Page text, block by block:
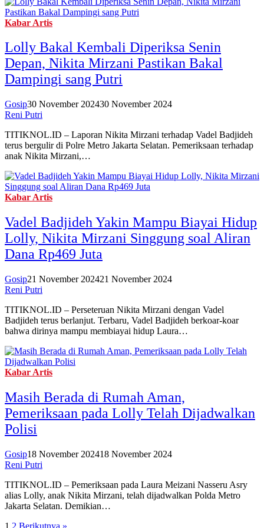
Kabar Artis
Lolly Bakal Kembali Diperiksa Senin
Depan, Nikita Mirzani Pastikan Bakal
Dampingi sang Putri
Gosip30 November 202430 November 2024
Reni Putri
TITIKNOL.ID – Laporan Nikita Mirzani terhadap Vadel Badjideh
terus bergulir di Polre Metro Jakarta Selatan. Pemeriksaan terhadap
anak Nikita Mirzani,…
Kabar Artis
Vadel Badjideh Yakin Mampu Biayai Hidup
Lolly, Nikita Mirzani Singgung soal Aliran
Dana Rp469 Juta
Gosip21 November 202421 November 2024
Reni Putri
TITIKNOL.ID – Perseteruan Nikita Mirzani dengan Vadel
Badjideh terus berlanjut. Terbaru, Vadel Badjideh berkoar-koar
bahwa dirinya mampu membiayai hidup Laura…
Kabar Artis
Masih Berada di Rumah Aman,
Pemeriksaan pada Lolly Telah Dijadwalkan
Polisi
Gosip18 November 202418 November 2024
Reni Putri
TITIKNOL.ID – Pemeriksaan pada Laura Meizani Nasseru Asry
alias Lolly, anak Nikita Mirzani, telah dijadwalkan Polda Metro
Jakarta Selatan. Demikian…
1 2 Berikutnya »